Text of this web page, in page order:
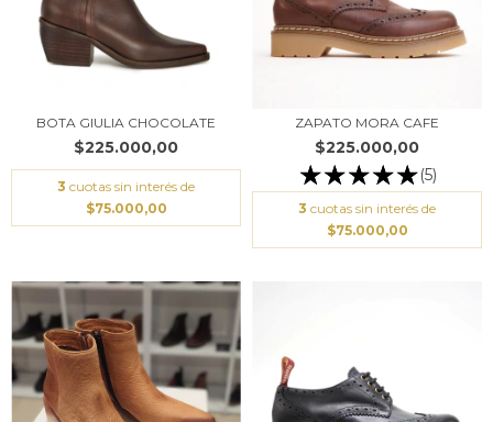
BOTA GIULIA CHOCOLATE
$225.000,00
3 cuotas sin interés de
$75.000,00
ZAPATO MORA CAFE
$225.000,00
(5)
3 cuotas sin interés de
$75.000,00